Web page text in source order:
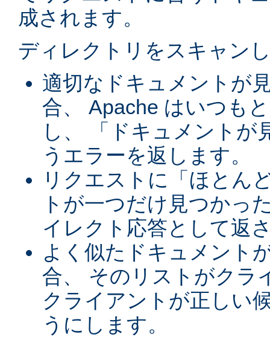
成されます。
ディレクトリをスキャン
適切なドキュメントが
合、 Apache はいつも
し、 「ドキュメントが
うエラーを返します。
リクエストに「ほとん
トが一つだけ見つかっ
イレクト応答として返
よく似たドキュメント
合、 そのリストがクラ
クライアントが正しい
うにします。